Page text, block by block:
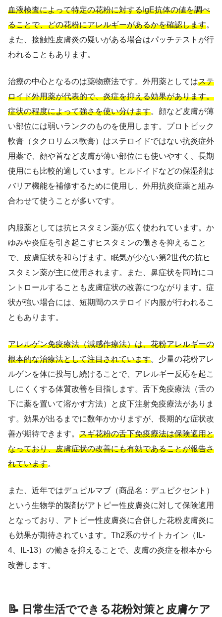
血液検査によって特定の花粉に対するIgE抗体の値を調べ
ることで、どの花粉にアレルギーがあるかを確認します。
また、接触性皮膚炎の疑いがある場合はパッチテストが行
われることもあります。
治療の中心となるのは薬物療法です。外用薬としてはステ
ロイド外用薬が代表的で、炎症を抑える効果があります。
症状の程度によって強さを使い分けます。顔など皮膚が薄
い部位には弱いランクのものを使用します。プロトピック
軟膏（タクロリムス軟膏）はステロイドではない抗炎症外
用薬で、顔や首など皮膚が薄い部位にも使いやすく、長期
使用にも比較的適しています。ヒルドイドなどの保湿剤は
バリア機能を補修するために使用し、外用抗炎症薬と組み
合わせて使うことが多いです。
内服薬としては抗ヒスタミン薬が広く使われています。か
ゆみや炎症を引き起こすヒスタミンの働きを抑えること
で、皮膚症状を和らげます。眠気が少ない第2世代の抗ヒ
スタミン薬が主に使用されます。また、鼻症状を同時にコ
ントロールすることも皮膚症状の改善につながります。症
状が強い場合には、短期間のステロイド内服が行われるこ
ともあります。
アレルゲン免疫療法（減感作療法）は、花粉アレルギーの
根本的な治療法として注目されています。少量の花粉アレ
ルゲンを体に投与し続けることで、アレルギー反応を起こ
しにくくする体質改善を目指します。舌下免疫療法（舌の
下に薬を置いて溶かす方法）と皮下注射免疫療法がありま
す。効果が出るまでに数年かかりますが、長期的な症状改
善が期待できます。 スギ花粉の舌下免疫療法は保険適用と
なっており、皮膚症状の改善にも有効であることが報告さ
れています。
また、近年ではデュピルマブ（商品名：デュピクセント）
という生物学的製剤がアトピー性皮膚炎に対して保険適用
となっており、アトピー性皮膚炎に合併した花粉皮膚炎に
も効果が期待されています。Th2系のサイトカイン（IL-
4、IL-13）の働きを抑えることで、皮膚の炎症を根本から
改善します。
📝 日常生活でできる花粉対策と皮膚ケア